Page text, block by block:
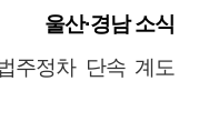
울산·경남 소식
주정차 단속 계도